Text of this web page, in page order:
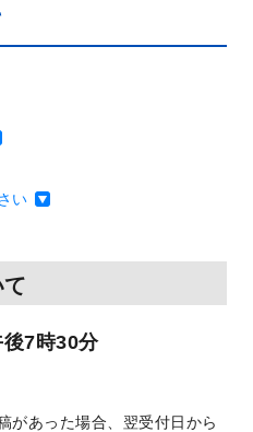
い
7時30分
があった場合、翌受付日から